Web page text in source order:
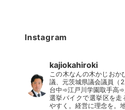
Instagram
kajiokahiroki
この木なんの木かじお
議、元茨城県議会議員（
台中➾江戸川学園取手高
選挙バイクで選挙区を走
やすく。経営に理念を。